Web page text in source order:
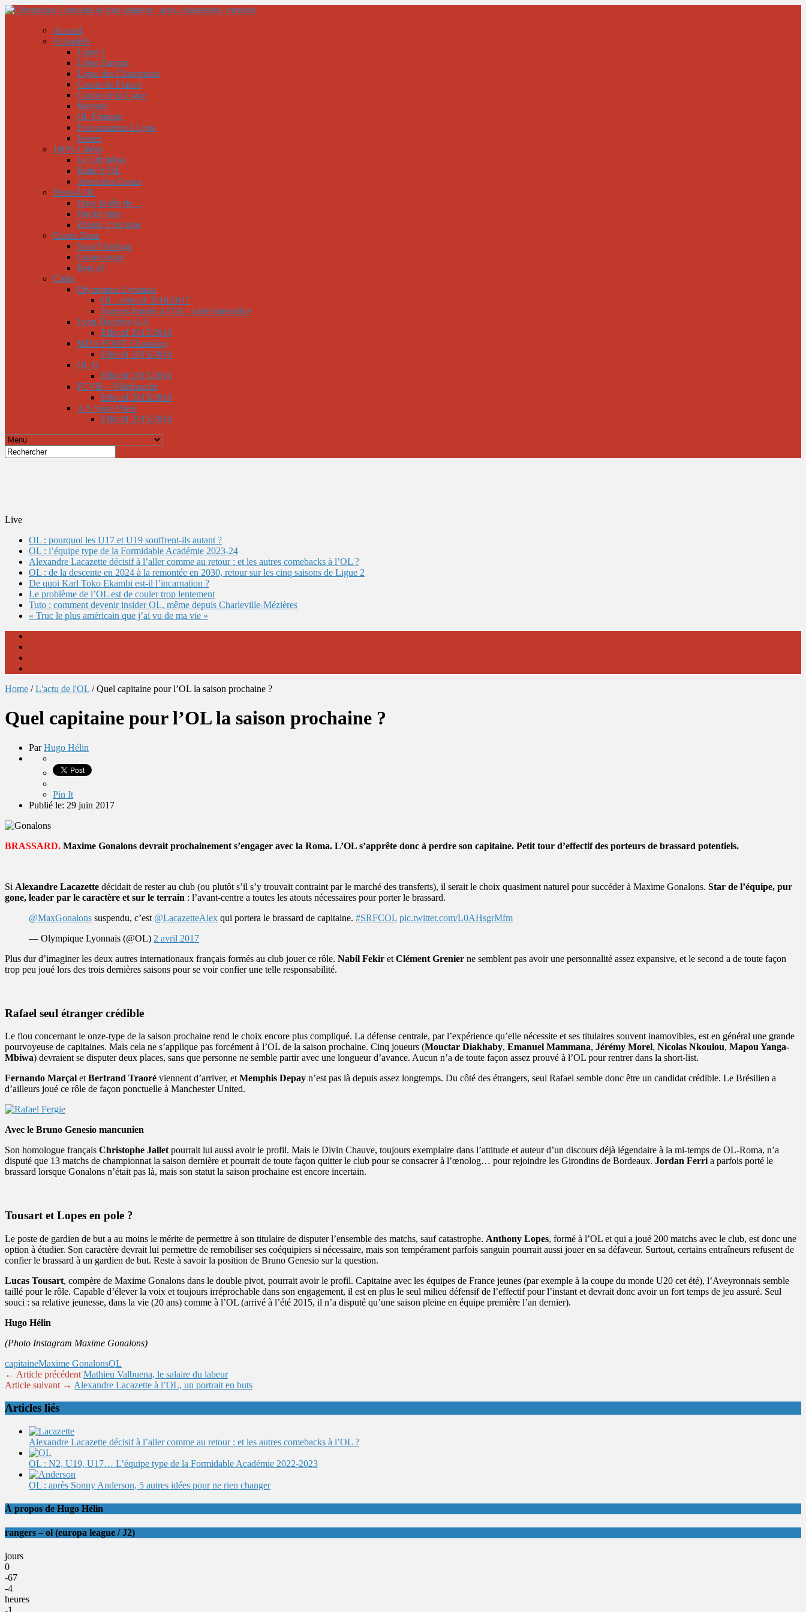
Accueil
Actualités
Ligue 1
Ligue Europa
Ligue des Champions
Coupe de France
Coupe de la Ligue
Mercato
OL Féminin
Foot amateur à Lyon
Jeunes
100% Libéro
Le Lib’héros
Rank’n’OL
Avent des Gones
Demi-LOL
Dans la tête de…
Flecky time
Zénon, c’est non
Gones Zone
Sous l’horloge
Gones away
Best of
Clubs
Olympique Lyonnais
OL : effectif 2016/2017
Joueurs formés à l’OL : carte interactive
Lyon Duchère A.S
Effectif 2015/2016
MDA FOOT Chasselay
Effectif 2015/2016
OL B
Effectif 2015/2016
FCVB – Villefranche
Effectif 2015/2016
A.S Saint Priest
Effectif 2015/2016
Live
OL : pourquoi les U17 et U19 souffrent-ils autant ?
OL : l’équipe type de la Formidable Académie 2023-24
Alexandre Lacazette décisif à l’aller comme au retour : et les autres comebacks à l’OL ?
OL : de la descente en 2024 à la remontée en 2030, retour sur les cinq saisons de Ligue 2
De quoi Karl Toko Ekambi est-il l’incarnation ?
Le problème de l’OL est de couler trop lentement
Tuto : comment devenir insider OL, même depuis Charleville-Mézières
« Truc le plus américain que j’ai vu de ma vie »
Home /L'actu de l'OL /Quel capitaine pour l’OL la saison prochaine ?
Quel capitaine pour l’OL la saison prochaine ?
ParHugo Hélin
Pin It
Publié le: 29 juin 2017
BRASSARD. Maxime Gonalons devrait prochainement s’engager avec la Roma. L’OL s’apprête donc à perdre son capitaine. Petit tour d’effectif des porteurs de brassard potentiels.
Si Alexandre Lacazette décidait de rester au club (ou plutôt s’il s’y trouvait contraint par le marché des transferts), il serait le choix quasiment naturel pour succéder à Maxime Gonalons. Star de l’équipe, pur
gone, leader par le caractère et sur le terrain : l’avant-centre a toutes les atouts nécessaires pour porter le brassard.
@MaxGonalons suspendu, c’est @LacazetteAlex qui portera le brassard de capitaine. #SRFCOL pic.twitter.com/L0AHsgrMfm
— Olympique Lyonnais (@OL) 2 avril 2017
Plus dur d’imaginer les deux autres internationaux français formés au club jouer ce rôle. Nabil Fekir et Clément Grenier ne semblent pas avoir une personnalité assez expansive, et le second a de toute façon
trop peu joué lors des trois dernières saisons pour se voir confier une telle responsabilité.
Rafael seul étranger crédible
Le flou concernant le onze-type de la saison prochaine rend le choix encore plus compliqué. La défense centrale, par l’expérience qu’elle nécessite et ses titulaires souvent inamovibles, est en général une grande
pourvoyeuse de capitaines. Mais cela ne s’applique pas forcément à l’OL de la saison prochaine. Cinq joueurs (Mouctar Diakhaby, Emanuel Mammana, Jérémy Morel, Nicolas Nkoulou, Mapou Yanga-
Mbiwa) devraient se disputer deux places, sans que personne ne semble partir avec une longueur d’avance. Aucun n’a de toute façon assez prouvé à l’OL pour rentrer dans la short-list.
Fernando Marçal et Bertrand Traoré viennent d’arriver, et Memphis Depay n’est pas là depuis assez longtemps. Du côté des étrangers, seul Rafael semble donc être un candidat crédible. Le Brésilien a
d’ailleurs joué ce rôle de façon ponctuelle à Manchester United.
Avec le Bruno Genesio mancunien
Son homologue français Christophe Jallet pourrait lui aussi avoir le profil. Mais le Divin Chauve, toujours exemplaire dans l’attitude et auteur d’un discours déjà légendaire à la mi-temps de OL-Roma, n’a
disputé que 13 matchs de championnat la saison dernière et pourrait de toute façon quitter le club pour se consacrer à l’œnolog… pour rejoindre les Girondins de Bordeaux. Jordan Ferri a parfois porté le
brassard lorsque Gonalons n’était pas là, mais son statut la saison prochaine est encore incertain.
Tousart et Lopes en pole ?
Le poste de gardien de but a au moins le mérite de permettre à son titulaire de disputer l’ensemble des matchs, sauf catastrophe. Anthony Lopes, formé à l’OL et qui a joué 200 matchs avec le club, est donc une
option à étudier. Son caractère devrait lui permettre de remobiliser ses coéquipiers si nécessaire, mais son tempérament parfois sanguin pourrait aussi jouer en sa défaveur. Surtout, certains entraîneurs refusent de
confier le brassard à un gardien de but. Reste à savoir la position de Bruno Genesio sur la question.
Lucas Tousart, compère de Maxime Gonalons dans le double pivot, pourrait avoir le profil. Capitaine avec les équipes de France jeunes (par exemple à la coupe du monde U20 cet été), l’Aveyronnais semble
taillé pour le rôle. Capable d’élever la voix et toujours irréprochable dans son engagement, il est en plus le seul milieu défensif de l’effectif pour l’instant et devrait donc avoir un fort temps de jeu assuré. Seul
souci : sa relative jeunesse, dans la vie (20 ans) comme à l’OL (arrivé à l’été 2015, il n’a disputé qu’une saison pleine en équipe première l’an dernier).
Hugo Hélin
(Photo Instagram Maxime Gonalons)
capitaineMaxime GonalonsOL
← Article précédent Mathieu Valbuena, le salaire du labeur
Article suivant → Alexandre Lacazette à l’OL, un portrait en buts
Articles liés
Alexandre Lacazette décisif à l’aller comme au retour : et les autres comebacks à l’OL ?
OL : N2, U19, U17… L’équipe type de la Formidable Académie 2022-2023
OL : après Sonny Anderson, 5 autres idées pour ne rien changer
À propos de Hugo Hélin
rangers – ol (europa league / J2)
jours
0
-67
-4
heures
-1